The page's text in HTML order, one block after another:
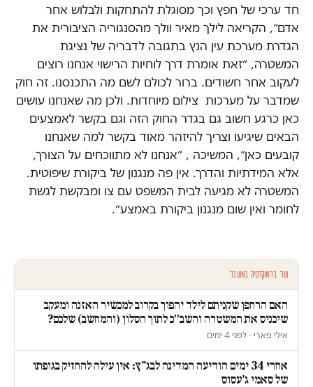
חד ערכי של חפץ וכך מסוגלת להתחקות ולבלוש אחר
אדם״, הקריאה לילך מאיר וולך מהסנגוריה הציבורית את
הגדרת מערכת עין הנץ בתגובה לדבריה של נציגת
המשטרה, ״זאת אומרת דרך לוחיות הרישוי אנחנו רוצים
לעקוב אחר חשודים. ברור לכולם לשם מה התכנסנו. זה חוק
שמדבר על מערכות צילום מיוחדות. ולכן מה שאנחנו עושים
כאן כרגע חשוב גם בגדר החוק הזה וגם בקשר לאמצעים
הבאים שיגיעו וצריך להיזהר מאוד בקשר למה שאנחנו
קובעים כאן״, המשיכה , ״אנחנו לא מתווכחים על הצורך,
אלא המידתיות והדרך. אין פה מנגנון של ביקורת שיפוטית.
המשטרה לא מגיעה לבית המשפט עם צו ומבקשת לגשת
לחומר ואין שום מנגנון ביקורת באמצע״.
עוד בדמוקרטיה במשבר
האם הרחפן שקניתם לילד יהפוך בקרוב למכשיר האזנה ומעקב
שיכניס את המשטרה והשב״כ לתוך הסלון (והמחשב) שלכם?
אילי פארי · לפני 4 ימים
אחרי 34 ימים הודיעה המדינה לבג"ץ: אין עילה להחזיק בגופתו
של סאמי ג'עסוס